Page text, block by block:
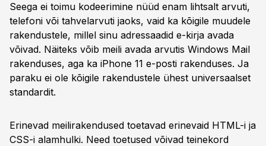
Seega ei toimu kodeerimine nüüd enam lihtsalt arvuti,
telefoni või tahvelarvuti jaoks, vaid ka kõigile muudele
rakendustele, millel sinu adressaadid e-kirja avada
võivad. Näiteks võib meili avada arvutis Windows Mail
rakenduses, aga ka iPhone 11 e-posti rakenduses. Ja
paraku ei ole kõigile rakendustele ühest universaalset
standardit.
Erinevad meilirakendused toetavad erinevaid HTML-i ja
CSS-i alamhulki. Need toetused võivad teinekord